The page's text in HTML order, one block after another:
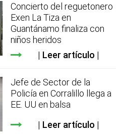
Concierto del reguetonero
Exen La Tiza en
Guantánamo finaliza con
niños heridos
Leer artículo
Jefe de Sector de la
Policía en Corralillo llega a
EE. UU en balsa
Leer artículo